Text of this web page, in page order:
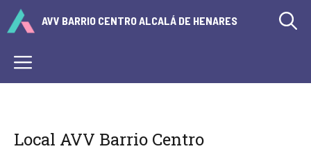
Saltar
AVV BARRIO CENTRO ALCALÁ DE HENARES
Menú
Local AVV Barrio Centro